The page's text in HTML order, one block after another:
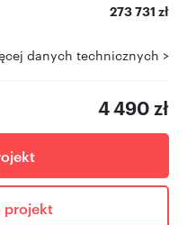
273 731 zł
danych technicznych >
4 490 zł
projekt